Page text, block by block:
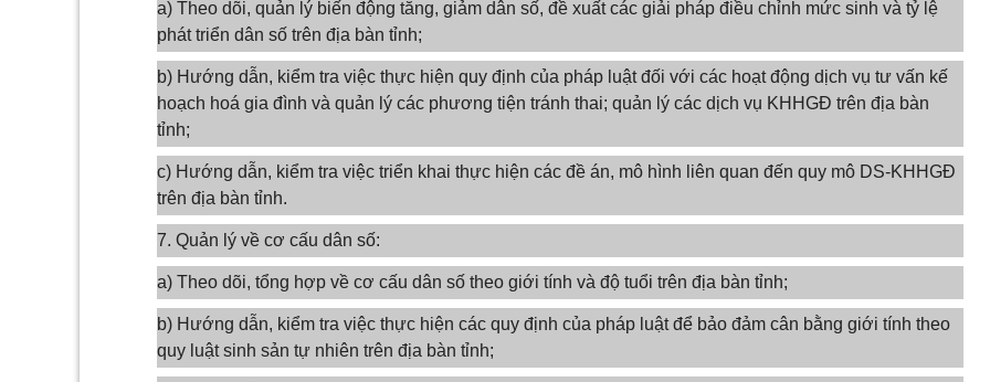
a) Theo dõi, quản lý biến động tăng, giảm dân số, đề xuất các giải pháp điều chỉnh mức sinh và tỷ lệ
phát triển dân số trên địa bàn tỉnh;
b) Hướng dẫn, kiểm tra việc thực hiện quy định của pháp luật đối với các hoạt động dịch vụ tư vấn kế
hoạch hoá gia đình và quản lý các phương tiện tránh thai; quản lý các dịch vụ KHHGĐ trên địa bàn
tỉnh;
c) Hướng dẫn, kiểm tra việc triển khai thực hiện các đề án, mô hình liên quan đến quy mô DS-KHHGĐ
trên địa bàn tỉnh.
7. Quản lý về cơ cấu dân số:
a) Theo dõi, tổng hợp về cơ cấu dân số theo giới tính và độ tuổi trên địa bàn tỉnh;
b) Hướng dẫn, kiểm tra việc thực hiện các quy định của pháp luật để bảo đảm cân bằng giới tính theo
quy luật sinh sản tự nhiên trên địa bàn tỉnh;